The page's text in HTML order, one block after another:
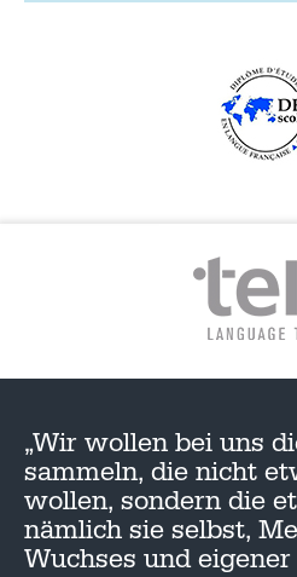
„Wir wollen bei uns
sammeln, die nicht
wollen, sondern die
nämlich sie selbst,
Wuchses und